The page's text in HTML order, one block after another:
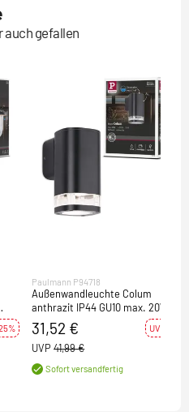
auch gefallen
Paulmann P94718
Außenwandleuchte Colum
anthrazit IP44 GU10 max. 20W
seewasserresistent
31,52 € UVP -25%
UVP 41,99 €
Sofort versandfertig